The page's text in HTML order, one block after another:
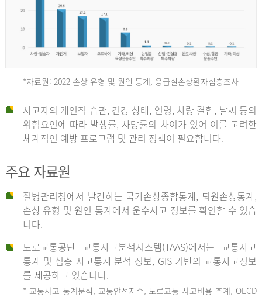
사
*자료원: 2022 손상 유형 및 원인 통계, 응급실손상환자심층조사
사고자의 개인적 습관, 건강 상태, 연령, 차량 결함, 날씨 등의
위험요인에 따라 발생률, 사망률의 차이가 있어 이를 고려한
체계적인 예방 프로그램 및 관리 정책이 필요합니다.
주요 자료원
질병관리청에서 발간하는 국가손상종합통계, 퇴원손상통계,
손상 유형 및 원인 통계에서 운수사고 정보를 확인할 수 있습
니다.
도로교통공단 교통사고분석시스템(TAAS)에서는 교통사고
통계 및 심층 사고통계 분석 정보, GIS 기반의 교통사고정보
를 제공하고 있습니다.
* 교통사고 통계분석, 교통안전지수, 도로교통 사고비용 추계, OECD